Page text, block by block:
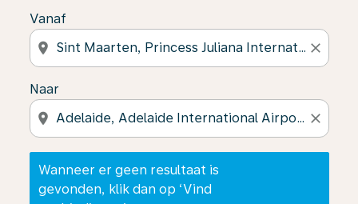
Vanaf
location_on close
Naar
location_on close
Wanneer er geen resultaat is
gevonden, klik dan op ‘Vind